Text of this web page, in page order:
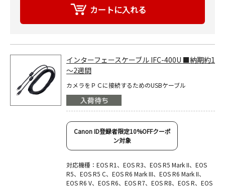
インターフェースケーブル IFC-400U ■納期約1
～2週間
カメラをＰＣに接続するためのUSBケーブル
Canon ID登録者限定10%OFFクーポ
ン対象
対応機種：EOS R1、EOS R3、EOS R5 Mark II、EOS
R5、EOS R5 C、EOS R6 Mark III、EOS R6 Mark II、
EOS R6 V、EOS R6、EOS R7、EOS R8、EOS R、EOS